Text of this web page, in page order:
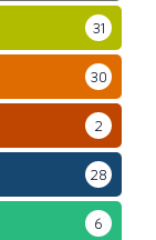
31
30
2
28
6